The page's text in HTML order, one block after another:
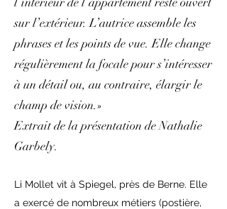
sur l’extérieur. L’autrice assemble les
phrases et les points de vue. Elle change
régulièrement la focale pour s’intéresser
à un détail ou, au contraire, élargir le
champ de vision.»
Extrait de la présentation de Nathalie
Garbely.
Li Mollet vit à Spiegel, près de Berne. Elle
a exercé de nombreux métiers (postière,